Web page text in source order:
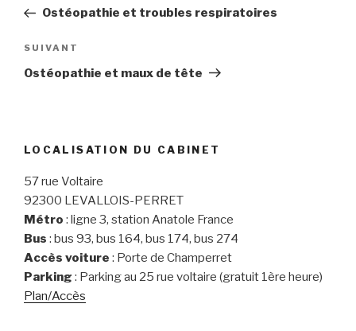
l’article
précédent
Ostéopathie et troubles respiratoires
Article
suivant
SUIVANT
Ostéopathie et maux de tête
LOCALISATION DU CABINET
57 rue Voltaire
92300 LEVALLOIS-PERRET
Métro : ligne 3, station Anatole France
Bus : bus 93, bus 164, bus 174, bus 274
Accès voiture : Porte de Champerret
Parking : Parking au 25 rue voltaire (gratuit 1ère heure)
Plan/Accès